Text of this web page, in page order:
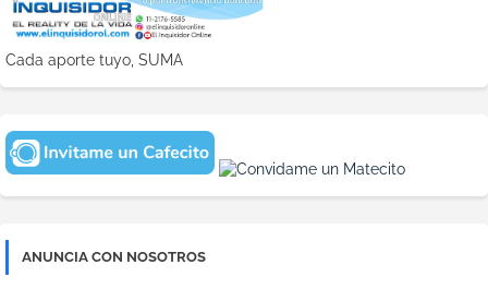
Cada aporte tuyo, SUMA
ANUNCIA CON NOSOTROS